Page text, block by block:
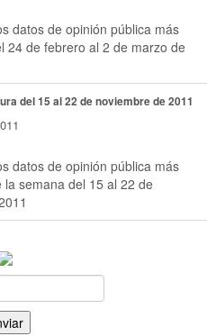
datos de opinión pública más
24 de febrero al 2 de marzo de
del 15 al 22 de noviembre de 2011
datos de opinión pública más
la semana del 15 al 22 de